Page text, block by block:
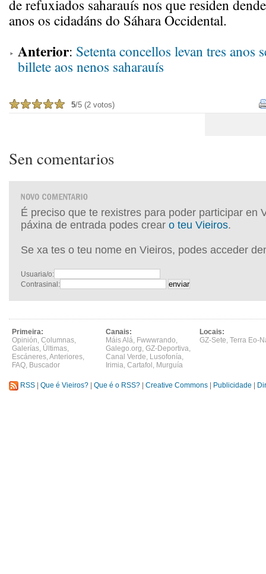
de refuxiados saharauís nos que residen
anos os cidadáns do Sáhara Occidental.
Anterior: Setenta concellos levan tres anos
billete aos nenos saharauís
5/5 (2 votos)
Sen comentarios
É preciso que te rexistres para poder participar en
páxina de entrada podes crear o teu Vieiros.
Se xa tes o teu nome en Vieiros, podes acceder
Usuaria/o:
Contrasinal:
Primeira:
Opinión, Columnas,
Galerías, Últimas,
Escáneres,Anteriores,
FAQ, Buscador
Canais:
Máis Alá, Fwwwrando,
Galego.org, GZ-Deportiva,
Canal Verde, Lusofonía,
Irimia, Cartafol , Murguía
Locais:
GZ-Sete, Terra Eo-
RSS Que é Vieiros? Que é o RSS? Creative Commons Publicidade